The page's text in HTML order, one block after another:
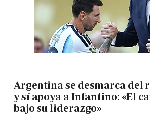
Argentina se desmarca del
y sí apoya a Infantino: «El
bajo su liderazgo»